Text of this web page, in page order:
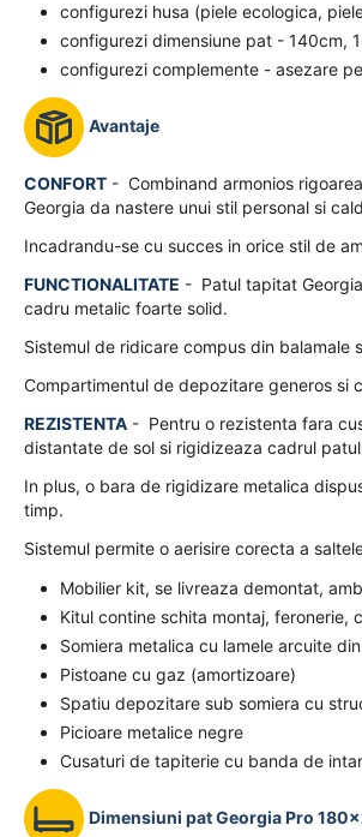
configurezi husa (piele ecologica,
configurezi dimensiune pat - 140cm,
configurezi complemente - asezare
Avantaje
CONFORT - Combinand armonios
Georgia da nastere unui stil personal si
Incadrandu-se cu succes in orice stil de
FUNCTIONALITATE - Patul tapitat
cadru metalic foarte solid.
Sistemul de ridicare compus din
Compartimentul de depozitare generos si
REZISTENTA - Pentru o rezistenta fara
distantate de sol si rigidizeaza cadrul
In plus, o bara de rigidizare metalica
timp.
Sistemul permite o aerisire corecta a
Mobilier kit, se livreaza demontat,
Kitul contine schita montaj,
Somiera metalica cu lamele arcuite
Pistoane cu gaz (amortizoare)
Spatiu depozitare sub somiera cu
Picioare metalice negre
Cusaturi de tapiterie cu banda de
Dimensiuni pat Georgia Pro